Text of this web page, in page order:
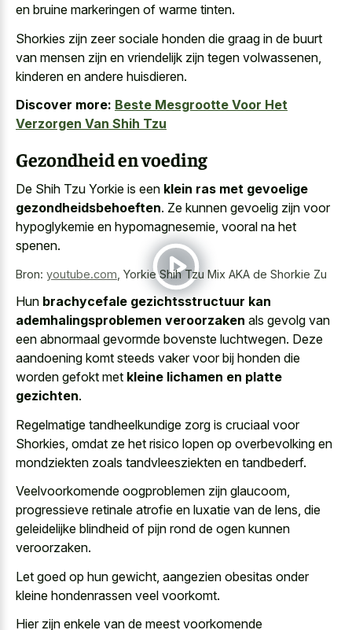
en bruine markeringen of warme tinten.
Shorkies zijn zeer sociale honden die graag in de buurt
van mensen zijn en vriendelijk zijn tegen volwassenen,
kinderen en andere huisdieren.
Discover more: Beste Mesgrootte Voor Het
Verzorgen Van Shih Tzu
Gezondheid en voeding
De Shih Tzu Yorkie is een klein ras met gevoelige
gezondheidsbehoeften. Ze kunnen gevoelig zijn voor
hypoglykemie en hypomagnesemie, vooral na het
spenen.
Bron: youtube.com Yorkie Shih Tzu Mix AKA de Shorkie Zu
Hun brachycefale gezichtsstructuur kan
ademhalingsproblemen veroorzaken als gevolg van
een abnormaal gevormde bovenste luchtwegen. Deze
aandoening komt steeds vaker voor bij honden die
worden gefokt met kleine lichamen en platte
gezichten.
Regelmatige tandheelkundige zorg is cruciaal voor
Shorkies, omdat ze het risico lopen op overbevolking en
mondziekten zoals tandvleesziekten en tandbederf.
Veelvoorkomende oogproblemen zijn glaucoom,
progressieve retinale atrofie en luxatie van de lens, die
geleidelijke blindheid of pijn rond de ogen kunnen
veroorzaken.
Let goed op hun gewicht, aangezien obesitas onder
kleine hondenrassen veel voorkomt.
Hier zijn enkele van de meest voorkomende